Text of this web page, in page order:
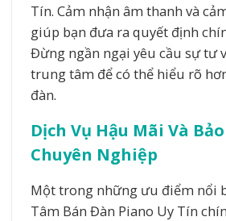
Tín. Cảm nhận âm thanh và
giúp bạn đưa ra quyết định
Đừng ngần ngại yêu cầu sự tư
trung tâm để có thể hiểu rõ
đàn.
Dịch Vụ Hậu Mãi Và
Chuyên Nghiệp
Một trong những ưu điểm nổi
Tâm Bán Đàn Piano Uy Tín